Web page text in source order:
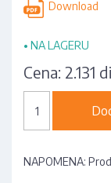
Download
• NA LAGERU
Cena: 2.131
NAPOMENA: